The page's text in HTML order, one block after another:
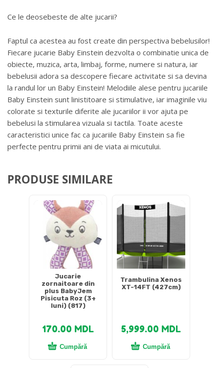
Ce le deosebeste de alte jucarii?
Faptul ca acestea au fost create din perspectiva bebelusilor!
Fiecare jucarie Baby Einstein dezvolta o combinatie unica de
obiecte, muzica, arta, limbaj, forme, numere si natura, iar
bebelusii adora sa descopere fiecare activitate si sa devina
la randul lor un Baby Einstein! Melodiile alese pentru jucariile
Baby Einstein sunt linistitoare si stimulative, iar imaginile viu
colorate si texturile diferite ale jucariilor ii vor ajuta pe
bebelusi la stimularea vizuala si tactila. Toate aceste
caracteristici unice fac ca jucariile Baby Einstein sa fie
perfecte pentru primii ani de viata ai micutului.
PRODUSE SIMILARE
Jucarie
zornaitoare din
plus BabyJem
Pisicuta Roz (3+
luni) (817)
170.00 MDL
Cumpără
Trambulina Xenos
XT-14FT (427cm)
5,999.00 MDL
Cumpără